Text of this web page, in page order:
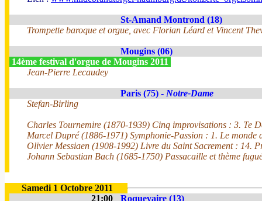
St-Amand Montrond (18)
Trompette baroque et orgue, avec Florian Léard et Vincent
Mougins (06)
14ème festival d'orgue de Mougins 2011
Jean-Pierre Lecaudey
Paris (75) - Notre-Dame
Stefan-Birling
Charles Tournemire (1870-1939) Cinq improvisations : 3. Te
Marcel Dupré (1886-1971) Symphonie-Passion : 1. Le monde
Olivier Messiaen (1908-1992) Livre du Saint Sacrement : 14.
Johann Sebastian Bach (1685-1750) Passacaille et thème
Samedi 1 Octobre 2011
21:00
Roquevaire (13)